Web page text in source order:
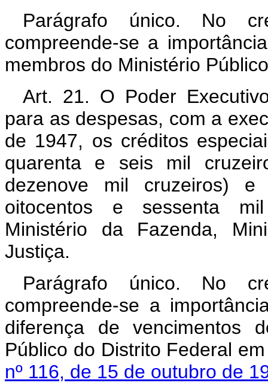
Parágrafo único. No
compreende-se a
membros do Ministério
Art. 21. O Poder
para as despesas, com a
de 1947, os créditos
quarenta e seis mil
dezenove mil cruzeiros) e
oitocentos e sessenta
Ministério da Fazenda,
Justiça.
Parágrafo único. No
compreende-se a
diferença de vencimentos
Público do Distrito Federal
nº 116, de 15 de outubro de